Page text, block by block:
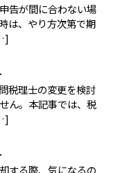
告が間に合わない場
は、やり方次第で期
税理士の変更を検討
ん。本記事では、税
する際、気になるの